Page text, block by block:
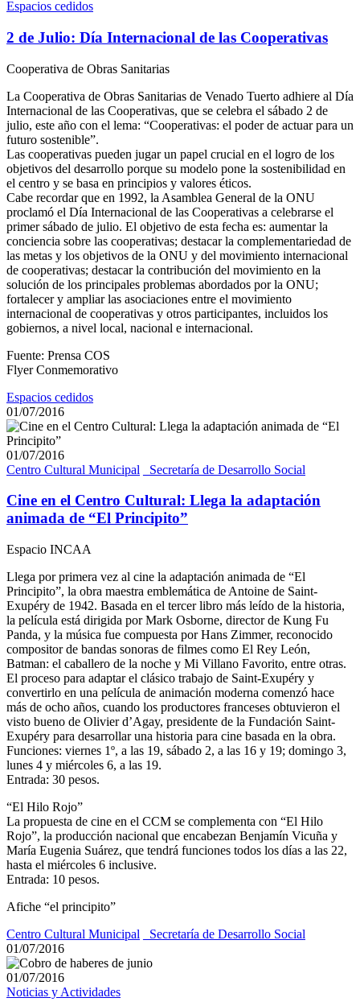
Espacios cedidos
2 de Julio: Día Internacional de las Cooperativas
Cooperativa de Obras Sanitarias
La Cooperativa de Obras Sanitarias de Venado Tuerto adhiere al Día
Internacional de las Cooperativas, que se celebra el sábado 2 de
julio, este año con el lema: “Cooperativas: el poder de actuar para un
futuro sostenible”.
Las cooperativas pueden jugar un papel crucial en el logro de los
objetivos del desarrollo porque su modelo pone la sostenibilidad en
el centro y se basa en principios y valores éticos.
Cabe recordar que en 1992, la Asamblea General de la ONU
proclamó el Día Internacional de las Cooperativas a celebrarse el
primer sábado de julio. El objetivo de esta fecha es: aumentar la
conciencia sobre las cooperativas; destacar la complementariedad de
las metas y los objetivos de la ONU y del movimiento internacional
de cooperativas; destacar la contribución del movimiento en la
solución de los principales problemas abordados por la ONU;
fortalecer y ampliar las asociaciones entre el movimiento
internacional de cooperativas y otros participantes, incluidos los
gobiernos, a nivel local, nacional e internacional.
Fuente: Prensa COS
Flyer Conmemorativo
Espacios cedidos
01/07/2016
01/07/2016
Centro Cultural Municipal
_Secretaría de Desarrollo Social
Cine en el Centro Cultural: Llega la adaptación
animada de “El Principito”
Espacio INCAA
Llega por primera vez al cine la adaptación animada de “El
Principito”, la obra maestra emblemática de Antoine de Saint-
Exupéry de 1942. Basada en el tercer libro más leído de la historia,
la película está dirigida por Mark Osborne, director de Kung Fu
Panda, y la música fue compuesta por Hans Zimmer, reconocido
compositor de bandas sonoras de filmes como El Rey León,
Batman: el caballero de la noche y Mi Villano Favorito, entre otras.
El proceso para adaptar el clásico trabajo de Saint-Exupéry y
convertirlo en una película de animación moderna comenzó hace
más de ocho años, cuando los productores franceses obtuvieron el
visto bueno de Olivier d’Agay, presidente de la Fundación Saint-
Exupéry para desarrollar una historia para cine basada en la obra.
Funciones: viernes 1º, a las 19, sábado 2, a las 16 y 19; domingo 3,
lunes 4 y miércoles 6, a las 19.
Entrada: 30 pesos.
“El Hilo Rojo”
La propuesta de cine en el CCM se complementa con “El Hilo
Rojo”, la producción nacional que encabezan Benjamín Vicuña y
María Eugenia Suárez, que tendrá funciones todos los días a las 22,
hasta el miércoles 6 inclusive.
Entrada: 10 pesos.
Afiche “el principito”
Centro Cultural Municipal
_Secretaría de Desarrollo Social
01/07/2016
01/07/2016
Noticias y Actividades